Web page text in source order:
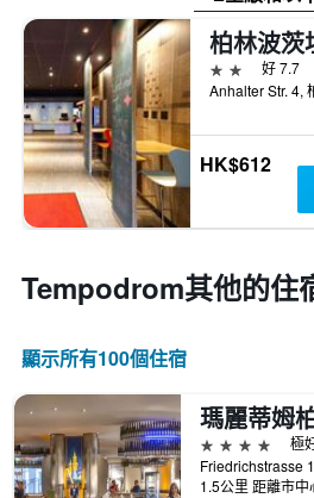
2星級
好 7.7
Anhalter Str. 4,
HK$612
Tempodrom​其他的住
顯示所有100​個住宿
4星級
極
1.5公里 距離市中